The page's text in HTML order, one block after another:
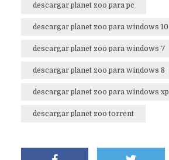
descargar planet zoo para pc
descargar planet zoo para windows 10
descargar planet zoo para windows 7
descargar planet zoo para windows 8
descargar planet zoo para windows xp
descargar planet zoo torrent